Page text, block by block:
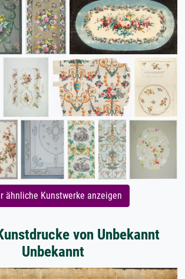
ähnliche Kunstwerke anzeigen
von Unbekannt
Unbekannt